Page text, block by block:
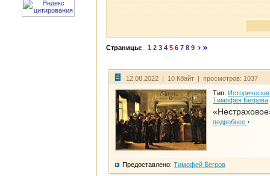
Страницы: 1 2 3 4 5 6 7 8 9
12.08.2022 | 10 Кбайт | просмотров: 1037
Тип:
Тимофея Бегрова
подробнее
Предоставлено: Тимофей Бегров